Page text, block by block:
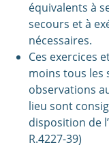
équivalents à
secours et à
nécessaires.
Ces exercices
moins tous les
observations
lieu sont
disposition de
R.4227-39)